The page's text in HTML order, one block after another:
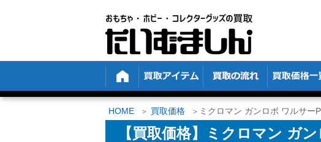
HOME 買取価格 ミクロマン ガンロボ ワルサー
【買取価格】ミクロマン ガ